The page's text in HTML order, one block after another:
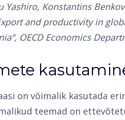
Yashiro, Konstantins
and productivity in
OECD Economics
on võimalik kasutada
teemad on